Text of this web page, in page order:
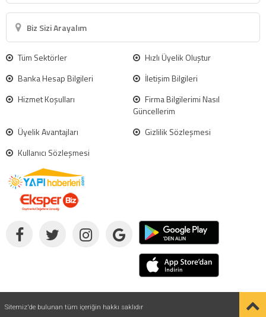
Biz Sizi Arayalım
Tüm Sektörler
Hızlı Üyelik Oluştur
Banka Hesap Bilgileri
İletişim Bilgileri
Hizmet Koşulları
Firma Bilgilerimi Nasıl
Güncellerim
Üyelik Avantajları
Gizlilik Sözleşmesi
Kullanıcı Sözleşmesi
Sitemiz'de bulunan tüm içeriğin hakkı saklıdır